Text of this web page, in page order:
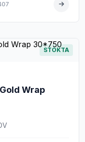
STOKTA
Wrap